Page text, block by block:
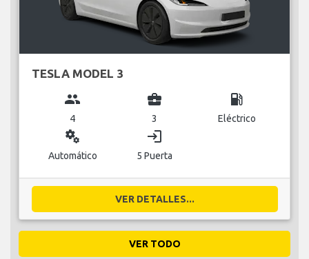
TESLA MODEL 3
group
4
business_center
3
local_gas_station
Eléctrico
miscellaneous_services
Automático
login
5 Puerta
VER DETALLES...
VER TODO